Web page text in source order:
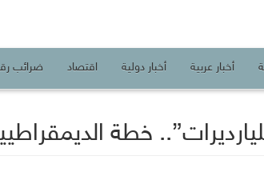
أخبار عربية أخبار دولية اقتصاد ضرائب
خطة